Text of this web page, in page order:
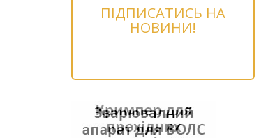
ПІДПИСАТИСЬ НА
НОВИНИ!